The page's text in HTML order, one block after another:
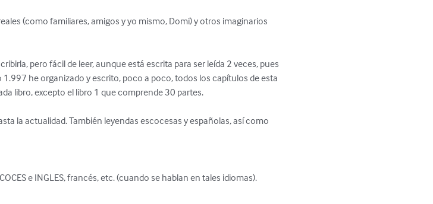
(como familiares, amigos y yo mismo, Domi) y otros imaginarios
pero fácil de leer, aunque está escrita para ser leída 2 veces, pues
he organizado y escrito, poco a poco, todos los capítulos de esta
libro, excepto el libro 1 que comprende 30 partes.
la actualidad. También leyendas escocesas y españolas, así como
e INGLES, francés, etc. (cuando se hablan en tales idiomas).